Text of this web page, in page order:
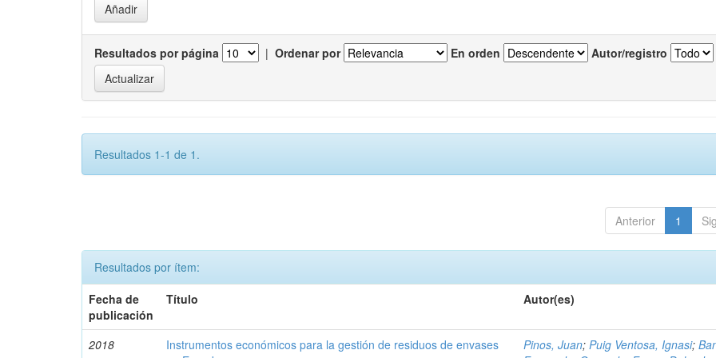
Resultados por página | Ordenar por En orden Autor/registro
Resultados 1-1 de 1.
Anterior 1
Resultados por ítem:
Fecha de
publicación
Título Autor(es)
2018
Instrumentos económicos para la gestión de residuos de envases
Pinos, Juan;Puig Ventosa, Ignasi;